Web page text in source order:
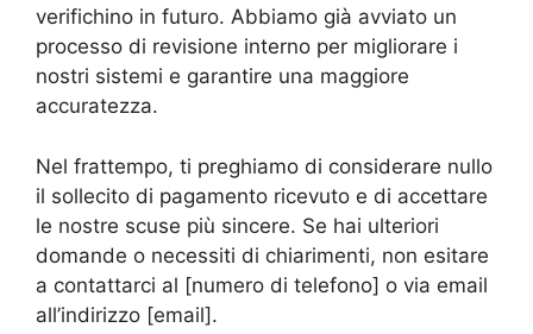
verifichino in futuro. Abbiamo già avviato un
processo di revisione interno per migliorare i
nostri sistemi e garantire una maggiore
accuratezza.
Nel frattempo, ti preghiamo di considerare nullo
il sollecito di pagamento ricevuto e di accettare
le nostre scuse più sincere. Se hai ulteriori
domande o necessiti di chiarimenti, non esitare
a contattarci al [numero di telefono] o via email
all’indirizzo [email].